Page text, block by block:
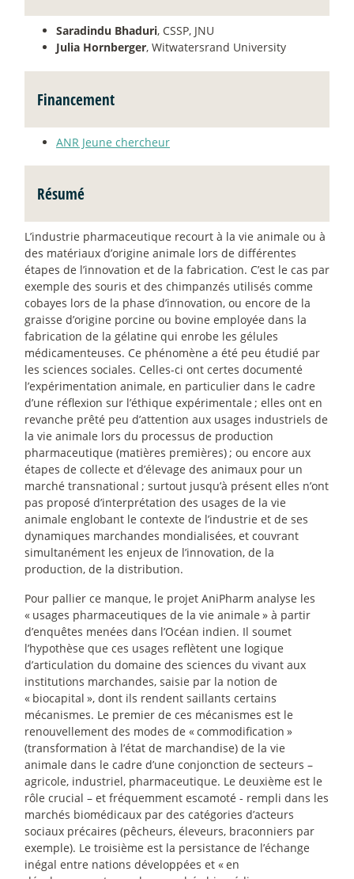
Saradindu Bhaduri, CSSP, JNU
Julia Hornberger, Witwatersrand University
Financement
ANR Jeune chercheur
Résumé
L’industrie pharmaceutique recourt à la vie animale ou à
des matériaux d’origine animale lors de différentes
étapes de l’innovation et de la fabrication. C’est le cas par
exemple des souris et des chimpanzés utilisés comme
cobayes lors de la phase d’innovation, ou encore de la
graisse d’origine porcine ou bovine employée dans la
fabrication de la gélatine qui enrobe les gélules
médicamenteuses. Ce phénomène a été peu étudié par
les sciences sociales. Celles-ci ont certes documenté
l’expérimentation animale, en particulier dans le cadre
d’une réflexion sur l’éthique expérimentale ; elles ont en
revanche prêté peu d’attention aux usages industriels de
la vie animale lors du processus de production
pharmaceutique (matières premières); ou encore aux
étapes de collecte et d’élevage des animaux pour un
marché transnational ; surtout jusqu’à présent elles n’ont
pas proposé d’interprétation des usages de la vie
animale englobant le contexte de l’industrie et de ses
dynamiques marchandes mondialisées, et couvrant
simultanément les enjeux de l’innovation, de la
production, de la distribution.
Pour pallier ce manque, le projet AniPharm analyse les
« usages pharmaceutiques de la vie animale » à partir
d’enquêtes menées dans l’Océan indien. Il soumet
l’hypothèse que ces usages reflètent une logique
d’articulation du domaine des sciences du vivant aux
institutions marchandes, saisie par la notion de
« biocapital », dont ils rendent saillants certains
mécanismes. Le premier de ces mécanismes est le
renouvellement des modes de «commodification »
(transformation à l’état de marchandise) de la vie
animale dans le cadre d’une conjonction de secteurs –
agricole, industriel, pharmaceutique. Le deuxième est le
rôle crucial – et fréquemment escamoté - rempli dans les
marchés biomédicaux par des catégories d’acteurs
sociaux précaires (pêcheurs, éleveurs, braconniers par
exemple). Le troisième est la persistance de l’échange
inégal entre nations développées et «en